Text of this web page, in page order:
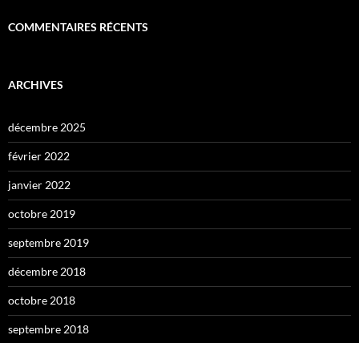
COMMENTAIRES RÉCENTS
ARCHIVES
décembre 2025
février 2022
janvier 2022
octobre 2019
septembre 2019
décembre 2018
octobre 2018
septembre 2018